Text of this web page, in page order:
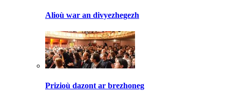
Alioù war an divyezhegezh
Prizioù dazont ar brezhoneg